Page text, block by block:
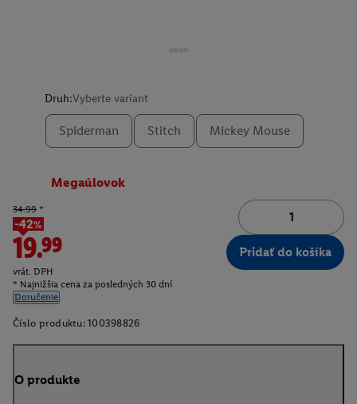
Druh:Vyberte variant
Spiderman Stitch Mickey Mouse
Megaúlovok
34.99 *
-42%
19.99
vrát. DPH
* Najnižšia cena za posledných 30 dní
Doručenie
Pridať do košíka
Číslo produktu: 100398826
O produkte